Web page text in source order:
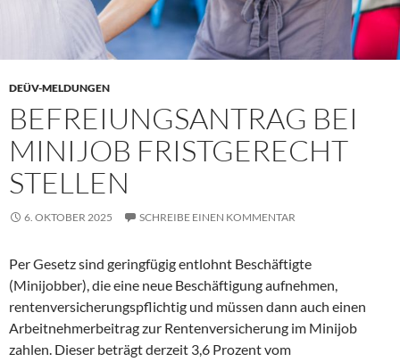
DEÜV-MELDUNGEN
BEFREIUNGSANTRAG BEI
MINIJOB FRISTGERECHT
STELLEN
6. OKTOBER 2025 SCHREIBE EINEN KOMMENTAR
Per Gesetz sind geringfügig entlohnt Beschäftigte
(Minijobber), die eine neue Beschäftigung aufnehmen,
rentenversicherungspflichtig und müssen dann auch einen
Arbeitnehmerbeitrag zur Rentenversicherung im Minijob
zahlen. Dieser beträgt derzeit 3,6 Prozent vom